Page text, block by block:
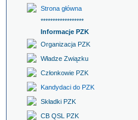
Strona główna
******************
Informacje PZK
Organizacja PZK
Władze Związku
Członkowie PZK
Kandydaci do PZK
Składki PZK
CB QSL PZK